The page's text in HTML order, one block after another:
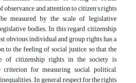
observance and attention to citizen's rights
measured by the scale of legislative
bodies. In this regard, citizenship
obvious individual and group rights, has a
to the feeling of social justice, so that the
of citizenship rights in the society is
criterion for measuring social, political,
In general, respect for the rights